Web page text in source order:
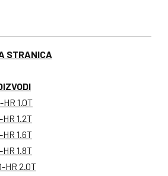
STRANICA
HR 1.0T
HR 1.2T
HR 1.6T
HR 1.8T
HR 2.0T